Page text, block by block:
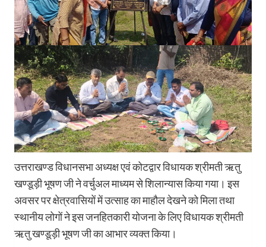
उत्तराखण्ड विधानसभा अध्यक्ष एवं कोटद्वार विधायक श्रीमती ऋतु
खण्डूड़ी भूषण जी ने वर्चुअल माध्यम से शिलान्यास किया गया। इस
अवसर पर क्षेत्रवासियों में उत्साह का माहौल देखने को मिला तथा
स्थानीय लोगों ने इस जनहितकारी योजना के लिए विधायक श्रीमती
ऋतु खण्डूड़ी भूषण जी का आभार व्यक्त किया।